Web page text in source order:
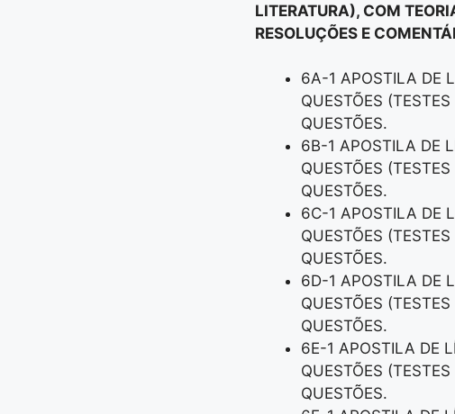
LITERATURA), COM
RESOLUÇÕES E
6A-1 APOSTILA DE
QUESTÕES
QUESTÕES.
6B-1 APOSTILA DE
QUESTÕES
QUESTÕES.
6C-1 APOSTILA DE
QUESTÕES
QUESTÕES.
6D-1 APOSTILA DE
QUESTÕES
QUESTÕES.
6E-1 APOSTILA DE
QUESTÕES
QUESTÕES.